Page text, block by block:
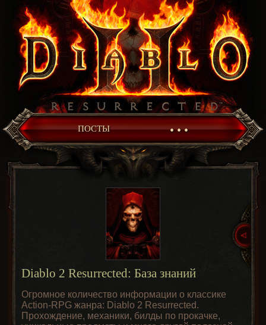
ПОСТЫ • • •
Diablo 2 Resurrected: База знаний
Огромное количество информации о классике
Action-RPG жанра: Diablo 2 Resurrected.
Прохождение, механики, билды по прокачке,